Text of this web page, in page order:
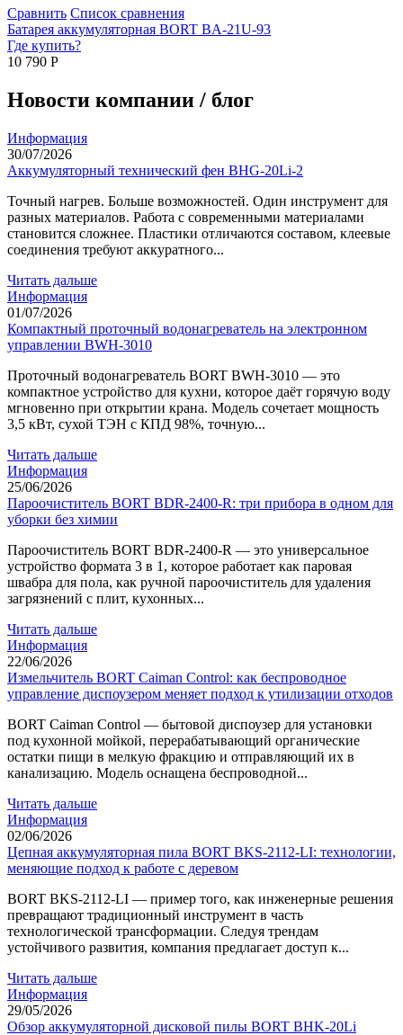
Сравнить Список сравнения
Батарея аккумуляторная BORT BA-21U-93
Где купить?
10 790 Р
Новости компании / блог
Информация
30/07/2026
Аккумуляторный технический фен BHG-20Li-2
Точный нагрев. Больше возможностей. Один инструмент для
разных материалов. Работа с современными материалами
становится сложнее. Пластики отличаются составом, клеевые
соединения требуют аккуратного...
Читать дальше
Информация
01/07/2026
Компактный проточный водонагреватель на электронном
управлении BWH-3010
Проточный водонагреватель BORT BWH-3010 — это
компактное устройство для кухни, которое даёт горячую воду
мгновенно при открытии крана. Модель сочетает мощность
3,5 кВт, сухой ТЭН с КПД 98%, точную...
Читать дальше
Информация
25/06/2026
Пароочиститель BORT BDR-2400-R: три прибора в одном для
уборки без химии
Пароочиститель BORT BDR-2400-R — это универсальное
устройство формата 3 в 1, которое работает как паровая
швабра для пола, как ручной пароочиститель для удаления
загрязнений с плит, кухонных...
Читать дальше
Информация
22/06/2026
Измельчитель BORT Caiman Control: как беспроводное
управление диспоузером меняет подход к утилизации отходов
BORT Caiman Control — бытовой диспоузер для установки
под кухонной мойкой, перерабатывающий органические
остатки пищи в мелкую фракцию и отправляющий их в
канализацию. Модель оснащена беспроводной...
Читать дальше
Информация
02/06/2026
Цепная аккумуляторная пила BORT BKS-2112-LI: технологии,
меняющие подход к работе с деревом
BORT BKS-2112-LI — пример того, как инженерные решения
превращают традиционный инструмент в часть
технологической трансформации. Следуя трендам
устойчивого развития, компания предлагает доступ к...
Читать дальше
Информация
29/05/2026
Обзор аккумуляторной дисковой пилы BORT BHK-20Li